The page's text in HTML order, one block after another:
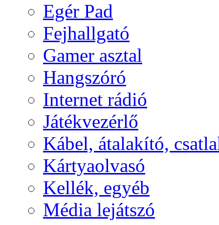
Egér Pad
Fejhallgató
Gamer asztal
Hangszóró
Internet rádió
Játékvezérlő
Kábel, átalakító,
Kártyaolvasó
Kellék, egyéb
Média lejátszó